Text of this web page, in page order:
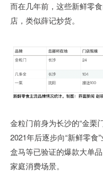
而在几年前，这些新鲜零
店，类似薛记炒货。
金粒门前身为长沙的“金栗
2021年后逐步向“新鲜零食
盒马等已验证的爆款大单
家庭消费场景。